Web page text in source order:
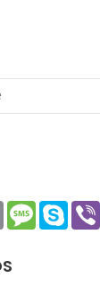
EmailMessage
Skype